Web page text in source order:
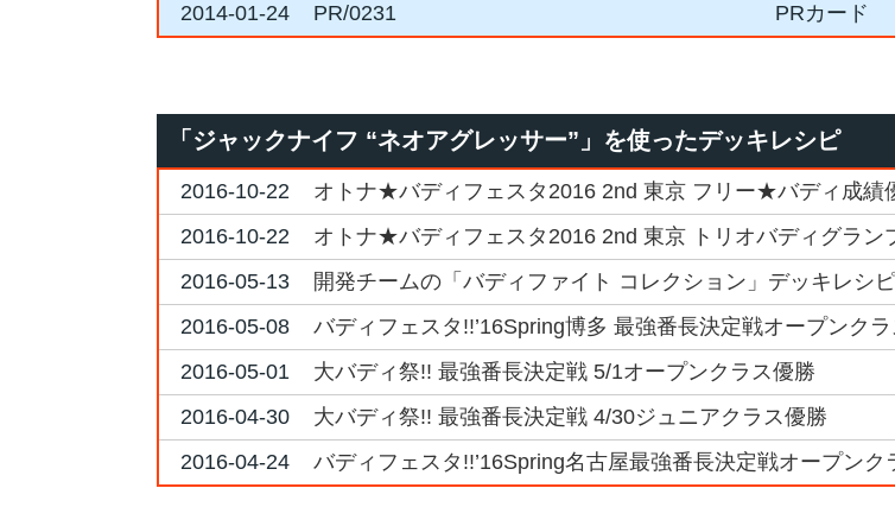
2014-01-24 PR/0231 PRカード
「ジャックナイフ “ネオアグレッサー”」を使ったデッキレシピ
2016-10-22
オトナ★バディフェスタ2016 2nd 東京 フリー★バディ成績
2016-10-22
オトナ★バディフェスタ2016 2nd 東京 トリオバディグラン
2016-05-13
開発チームの「バディファイト コレクション」デッキレシ
2016-05-08
バディフェスタ!!’16Spring博多 最強番長決定戦オープンク
2016-05-01
大バディ祭!! 最強番長決定戦 5/1オープンクラス優勝
2016-04-30
大バディ祭!! 最強番長決定戦 4/30ジュニアクラス優勝
2016-04-24
バディフェスタ!!’16Spring名古屋最強番長決定戦オープンク